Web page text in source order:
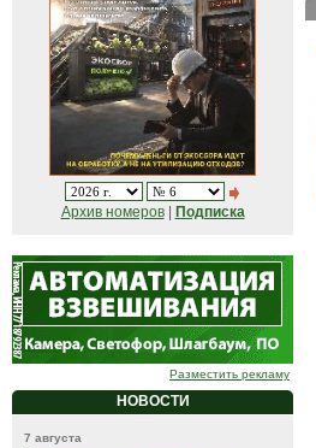
Архив номеров| Подписка
Разместить рекламу
НОВОСТИ
7 августа